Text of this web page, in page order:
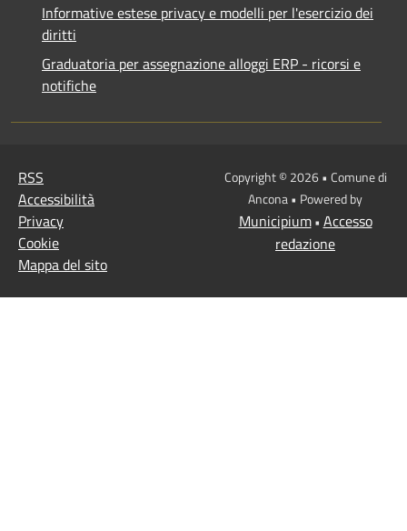
Informative estese privacy e modelli per l'esercizio dei
diritti
Graduatoria per assegnazione alloggi ERP - ricorsi e
notifiche
RSS
Accessibilità
Privacy
Cookie
Mappa del sito
Copyright © 2026 • Comune di
Ancona • Powered by
Municipium• Accesso
redazione